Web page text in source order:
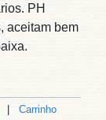
PH
aceitam bem
| Carrinho